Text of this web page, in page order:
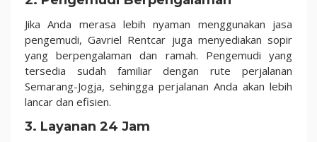
Jika Anda merasa lebih nyaman menggunakan jasa
pengemudi, Gavriel Rentcar juga menyediakan sopir
yang berpengalaman dan ramah. Pengemudi yang
tersedia sudah familiar dengan rute perjalanan
Semarang-Jogja, sehingga perjalanan Anda akan lebih
lancar dan efisien.
3. Layanan 24 Jam